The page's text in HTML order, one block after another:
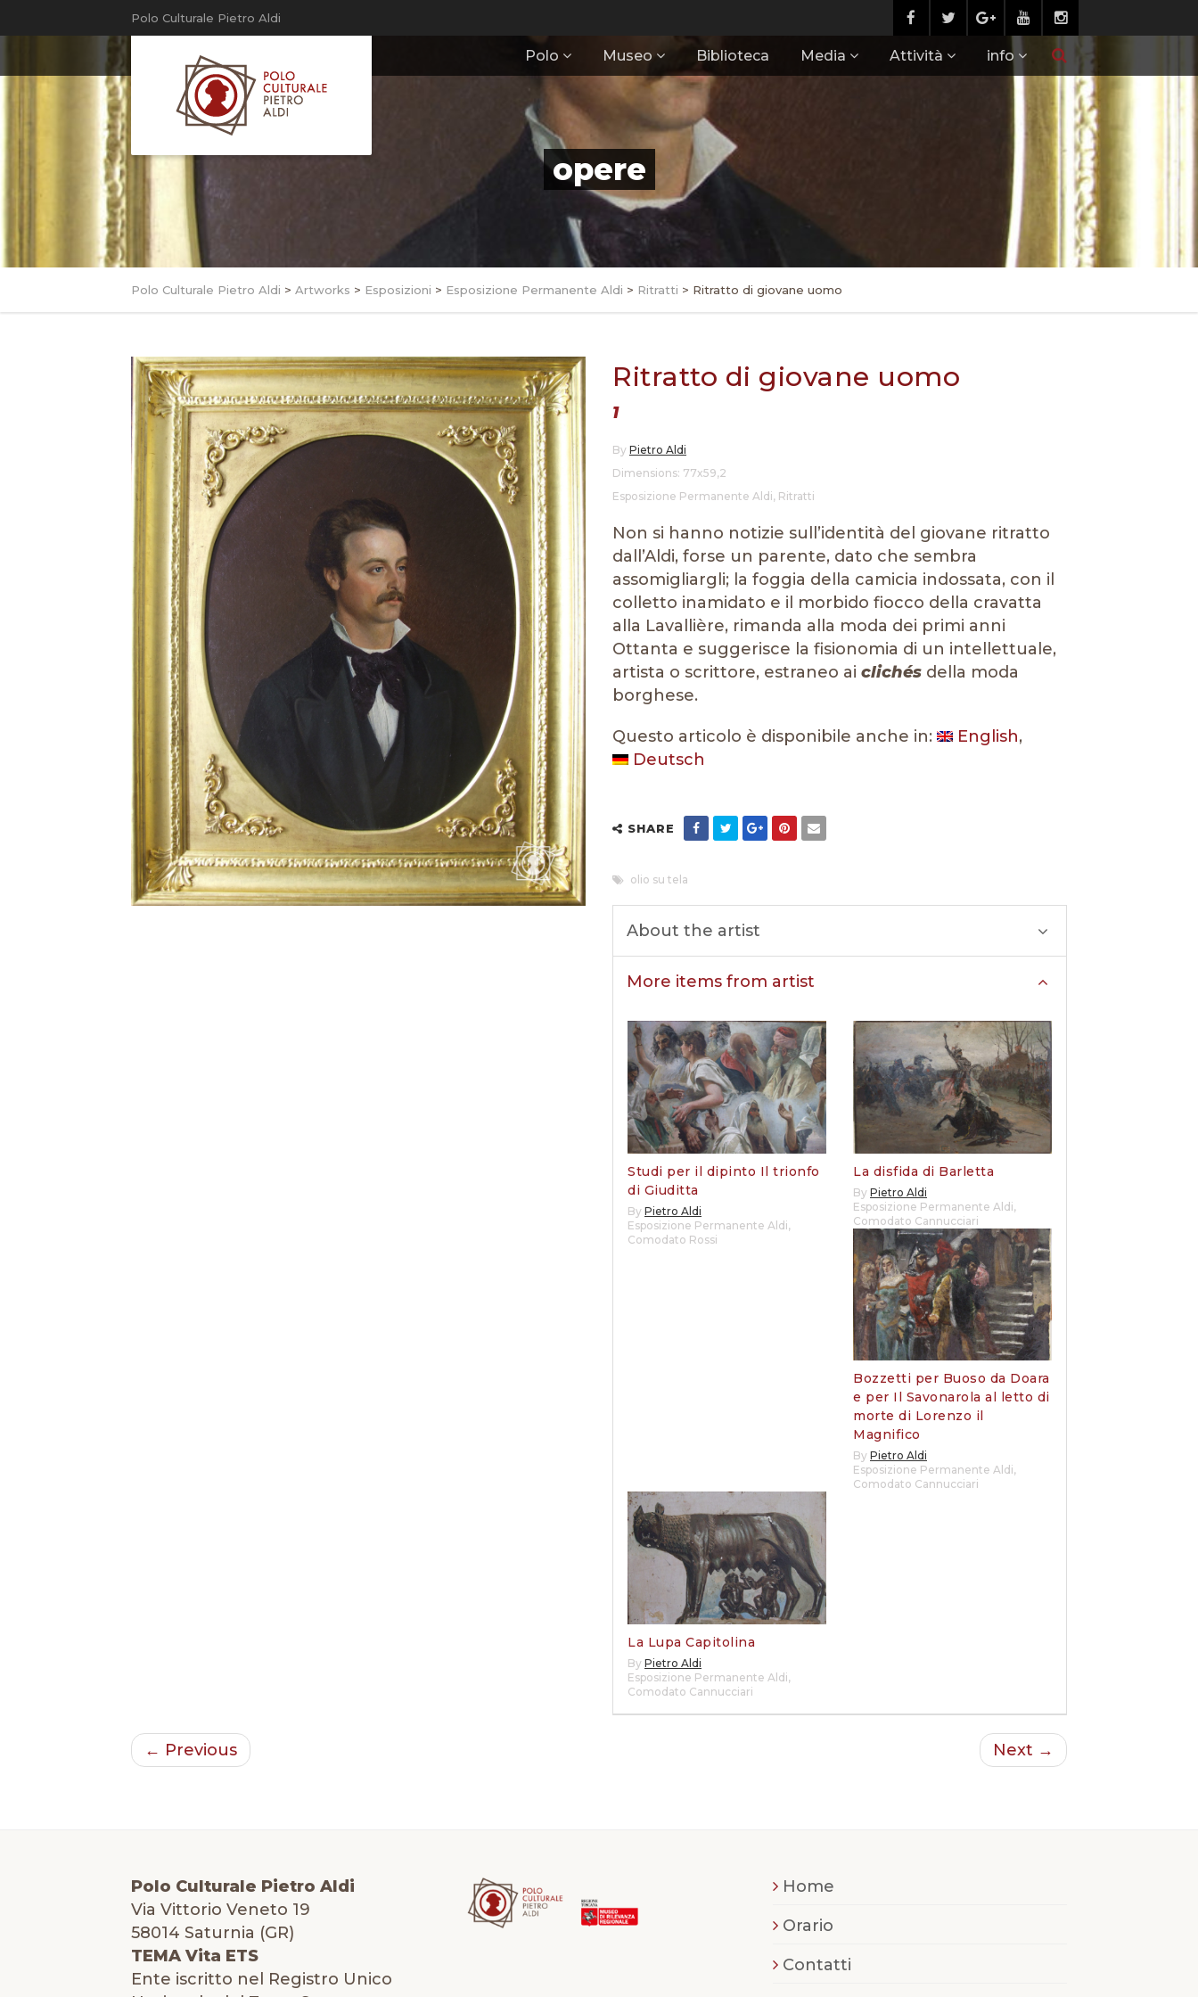
Polo Culturale Pietro Aldi
Polo Museo Biblioteca Media Attività info
opere
Polo Culturale Pietro Aldi > Artworks > Esposizioni > Esposizione Permanente Aldi > Ritratti > Ritratto di giovane uomo
Ritratto di giovane uomo
1
By Pietro Aldi
Dimensions: 77x59,2
Esposizione Permanente Aldi, Ritratti
Non si hanno notizie sull’identità del giovane ritratto
dall’Aldi, forse un parente, dato che sembra
assomigliargli; la foggia della camicia indossata, con il
colletto inamidato e il morbido fiocco della cravatta
alla Lavallière, rimanda alla moda dei primi anni
Ottanta e suggerisce la fisionomia di un intellettuale,
artista o scrittore, estraneo ai clichés della moda
borghese.
Questo articolo è disponibile anche in:
English
Deutsch
SHARE
olio su tela
About the artist
More items from artist
Studi per il dipinto Il trionfo
di Giuditta
By Pietro Aldi
Esposizione Permanente Aldi,
Comodato Rossi
La disfida di Barletta
By Pietro Aldi
Esposizione Permanente Aldi,
Comodato Cannucciari
Bozzetti per Buoso da Doara
e per Il Savonarola al letto di
morte di Lorenzo il
Magnifico
By Pietro Aldi
Esposizione Permanente Aldi,
Comodato Cannucciari
La Lupa Capitolina
By Pietro Aldi
Esposizione Permanente Aldi,
Comodato Cannucciari
← Previous Next →
Polo Culturale Pietro Aldi
Via Vittorio Veneto 19
58014 Saturnia (GR)
TEMA Vita ETS
Ente iscritto nel Registro Unico
Home
Orario
Contatti